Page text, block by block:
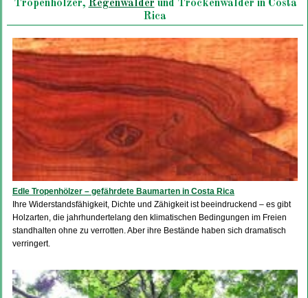
Tropenhölzer, Regenwälder und Trockenwälder in Costa
Rica
Edle Tropenhölzer – gefährdete Baumarten in Costa Rica
Ihre Widerstandsfähigkeit, Dichte und Zähigkeit ist beeindruckend – es gibt
Holzarten, die jahrhundertelang den klimatischen Bedingungen im Freien
standhalten ohne zu verrotten. Aber ihre Bestände haben sich dramatisch
verringert.